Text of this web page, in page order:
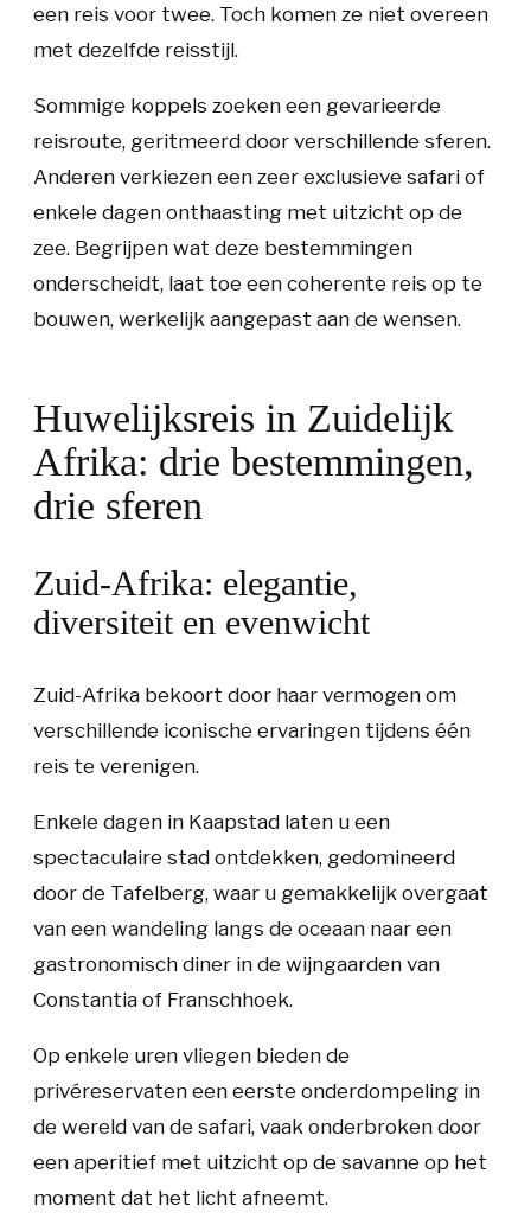
een reis voor twee. Toch komen ze niet overeen
met dezelfde reisstijl.
Sommige koppels zoeken een gevarieerde
reisroute, geritmeerd door verschillende sferen.
Anderen verkiezen een zeer exclusieve safari of
enkele dagen onthaasting met uitzicht op de
zee. Begrijpen wat deze bestemmingen
onderscheidt, laat toe een coherente reis op te
bouwen, werkelijk aangepast aan de wensen.
Huwelijksreis in Zuidelijk
Afrika: drie bestemmingen,
drie sferen
Zuid-Afrika: elegantie,
diversiteit en evenwicht
Zuid-Afrika bekoort door haar vermogen om
verschillende iconische ervaringen tijdens één
reis te verenigen.
Enkele dagen in Kaapstad laten u een
spectaculaire stad ontdekken, gedomineerd
door de Tafelberg, waar u gemakkelijk overgaat
van een wandeling langs de oceaan naar een
gastronomisch diner in de wijngaarden van
Constantia of Franschhoek.
Op enkele uren vliegen bieden de
privéreservaten een eerste onderdompeling in
de wereld van de safari, vaak onderbroken door
een aperitief met uitzicht op de savanne op het
moment dat het licht afneemt.